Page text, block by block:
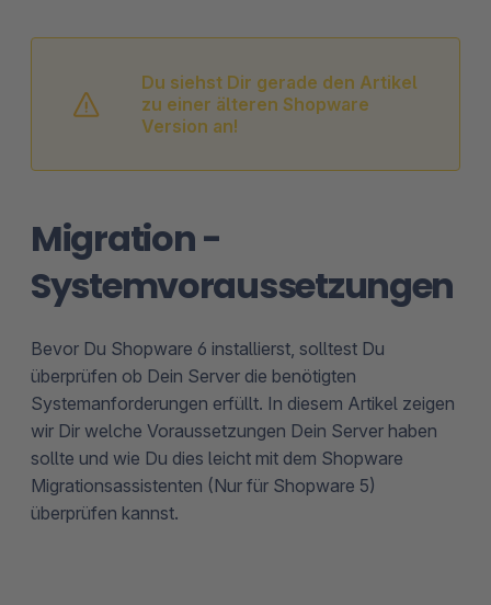
Du siehst Dir gerade den Artikel
zu einer älteren Shopware
Version an!
Migration -
Systemvoraussetzungen
Bevor Du Shopware 6 installierst, solltest Du
überprüfen ob Dein Server die benötigten
Systemanforderungen erfüllt. In diesem Artikel zeigen
wir Dir welche Voraussetzungen Dein Server haben
sollte und wie Du dies leicht mit dem Shopware
Migrationsassistenten (Nur für Shopware 5)
überprüfen kannst.